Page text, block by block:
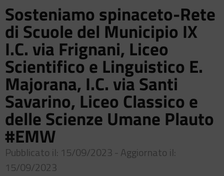
Sosteniamo spinaceto-Rete
di Scuole del Municipio IX
I.C. via Frignani, Liceo
Scientifico e Linguistico E.
Majorana, I.C. via Santi
Savarino, Liceo Classico e
delle Scienze Umane Plauto
#EMW
Pubblicato il: 15/09/2023 - Aggiornato il:
15/09/2023